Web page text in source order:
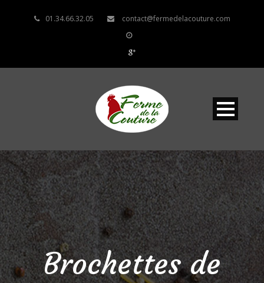
01.34.66.32.05 contact@fermedelacouture.com
Brochettes de